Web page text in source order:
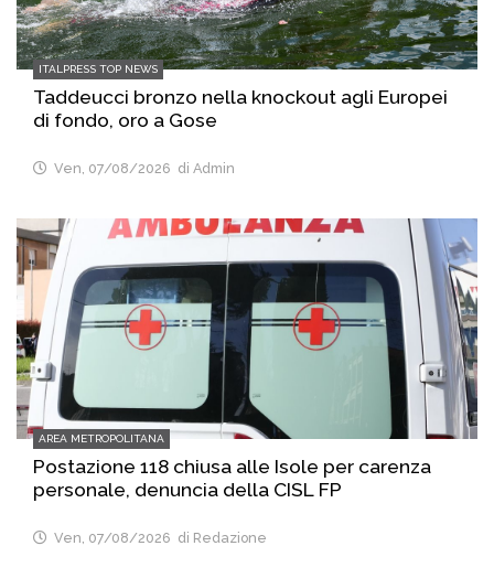
ITALPRESS TOP NEWS
Taddeucci bronzo nella knockout agli Europei
di fondo, oro a Gose
Ven, 07/08/2026 di Admin
AREA METROPOLITANA
Postazione 118 chiusa alle Isole per carenza
personale, denuncia della CISL FP
Ven, 07/08/2026 di Redazione